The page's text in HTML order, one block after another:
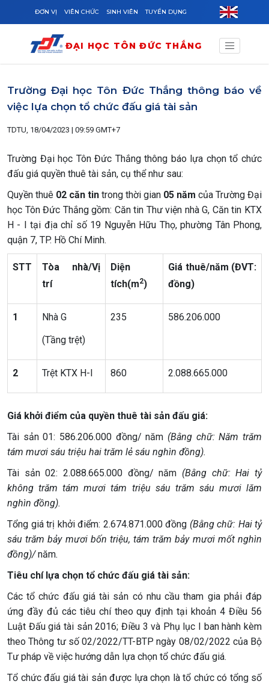
Skip to main content
ĐƠN VỊ VIÊN CHỨC SINH VIÊN TUYỂN DỤNG
ĐẠI HỌC TÔN ĐỨC THẮNG
Trường Đại học Tôn Đức Thắng thông báo về
việc lựa chọn tổ chức đấu giá tài sản
TDTU, 18/04/2023 | 09:59 GMT+7
Trường Đại học Tôn Đức Thắng thông báo lựa chọn tổ chức
đấu giá quyền thuê tài sản, cụ thể như sau:
Quyền thuê 02 căn tin trong thời gian 05 năm của Trường Đại
học Tôn Đức Thắng gồm: Căn tin Thư viện nhà G, Căn tin KTX
H - I tại địa chỉ số 19 Nguyễn Hữu Thọ, phường Tân Phong,
quận 7, TP. Hồ Chí Minh.
STT
Tòa nhà/Vị
trí
Diện
tích(m2)
Giá thuê/năm (ĐVT:
đồng)
1
Nhà G
(Tầng trệt)
235 586.206.000
2 Trệt KTX H-I 860 2.088.665.000
Giá khởi điểm của quyền thuê tài sản đấu giá:
Tài sản 01: 586.206.000 đồng/ năm (Bằng chữ: Năm trăm
tám mươi sáu triệu hai trăm lẻ sáu nghìn đồng).
Tài sản 02: 2.088.665.000 đồng/ năm (Bằng chữ: Hai tỷ
không trăm tám mươi tám triệu sáu trăm sáu mươi lăm
nghìn đồng).
Tổng giá trị khởi điểm: 2.674.871.000 đồng (Bằng chữ: Hai tỷ
sáu trăm bảy mươi bốn triệu, tám trăm bảy mươi mốt nghìn
đồng)/năm.
Tiêu chí lựa chọn tổ chức đấu giá tài sản:
Các tổ chức đấu giá tài sản có nhu cầu tham gia phải đáp
ứng đầy đủ các tiêu chí theo quy định tại khoản 4 Điều 56
Luật Đấu giá tài sản 2016; Điều 3 và Phụ lục I ban hành kèm
theo Thông tư số 02/2022/TT-BTP ngày 08/02/2022 của Bộ
Tư pháp về việc hướng dẫn lựa chọn tổ chức đấu giá.
Tổ chức đấu giá tài sản được lựa chọn là tổ chức có tổng số